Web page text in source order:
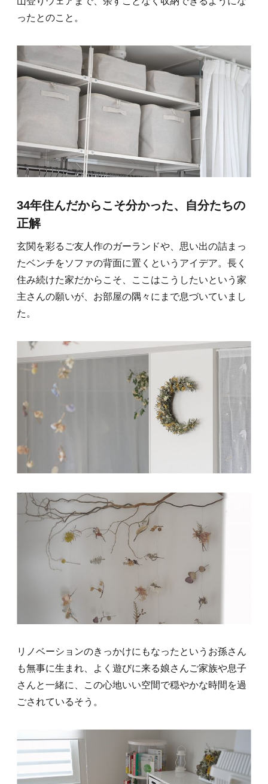
ったとのこと。
34年住んだからこそ分かった、自分たちの
正解
玄関を彩るご友人作のガーランドや、思い出の詰まっ
たベンチをソファの背面に置くというアイデア。長く
住み続けた家だからこそ、ここはこうしたいという家
主さんの願いが、お部屋の隅々にまで息づいていまし
た。
リノベーションのきっかけにもなったというお孫さん
も無事に生まれ、よく遊びに来る娘さんご家族や息子
さんと一緒に、この心地いい空間で穏やかな時間を過
ごされているそう。